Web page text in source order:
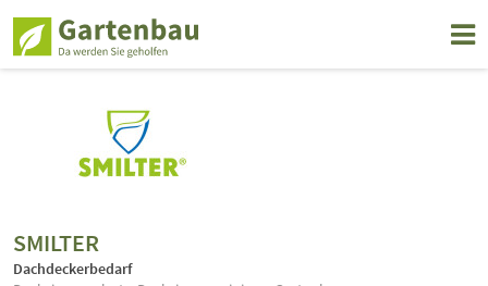
SMILTER
Dachdeckerbedarf